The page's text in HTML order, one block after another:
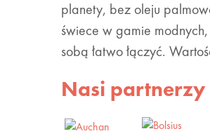
planety, bez oleju
świece w gamie
sobą łatwo łączyć.
Nasi partnerzy